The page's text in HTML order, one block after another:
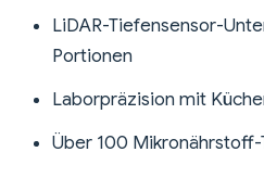
LiDAR-Tiefensensor-
Portionen
Laborpräzision mit
Über 100 Mikronährstoff-